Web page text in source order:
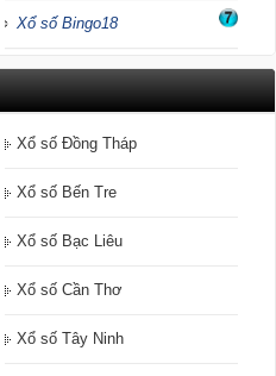
Xổ số Bingo18
Xổ số Đồng Tháp
Xổ số Bến Tre
Xổ số Bạc Liêu
Xổ số Cần Thơ
Xổ số Tây Ninh